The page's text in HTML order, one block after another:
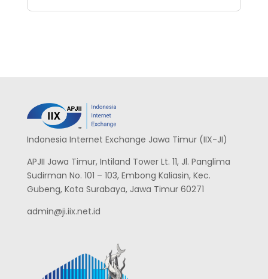
Indonesia Internet Exchange Jawa Timur (IIX-JI)
APJII Jawa Timur, Intiland Tower Lt. 11, Jl. Panglima
Sudirman No. 101 – 103, Embong Kaliasin, Kec.
Gubeng, Kota Surabaya, Jawa Timur 60271
admin@ji.iix.net.id